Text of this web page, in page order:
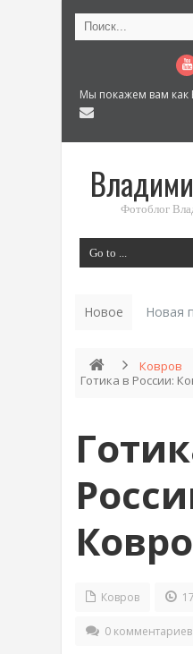
Мы покажем вам
Фотоблог
Новое Новая
Ковров
Готика в России:
Ковров
0 комментариев